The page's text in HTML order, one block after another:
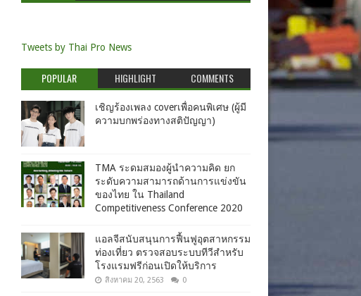
Tweets by Thai Pro News
POPULAR HIGHLIGHT COMMENTS
เชิญร้องเพลง coverเพื่อคนพิเศษ (ผู้มี
ความบกพร่องทางสติปัญญา)
TMA ระดมสมองผู้นำความคิด ยก
ระดับความสามารถด้านการแข่งขัน
ของไทย ใน Thailand
Competitiveness Conference 2020
แอลจีสนับสนุนการฟื้นฟูอุตสาหกรรม
ท่องเที่ยว ตรวจสอบระบบทีวีสำหรับ
โรงแรมฟรีก่อนเปิดให้บริการ
สิงหาคม 20, 2563 0